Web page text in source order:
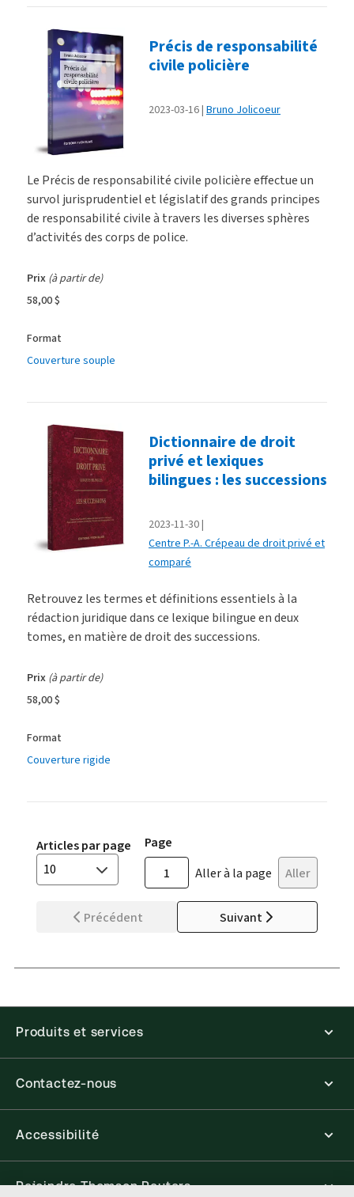
Précis de responsabilité
civile policière
2023-03-16 Bruno Jolicoeur
Le Précis de responsabilité civile policière effectue un
survol jurisprudentiel et législatif des grands principes
de responsabilité civile à travers les diverses sphères
d’activités des corps de police.
Prix (à partir de)
58,00 $
Format
Couverture souple
Dictionnaire de droit
privé et lexiques
bilingues : les successions
2023-11-30
Centre P.-A. Crépeau de droit privé et
comparé
Retrouvez les termes et définitions essentiels à la
rédaction juridique dans ce lexique bilingue en deux
tomes, en matière de droit des successions.
Prix (à partir de)
58,00 $
Format
Couverture rigide
Articles par page
10
Page
Aller à la page
Aller
Précédent Suivant
Produits et services
Contactez-nous
Accessibilité
Rejoindre Thomson Reuters